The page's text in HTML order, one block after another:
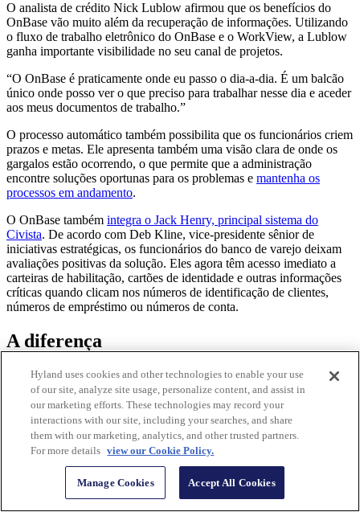
O analista de crédito Nick Lublow afirmou que os benefícios do
OnBase vão muito além da recuperação de informações. Utilizando
o fluxo de trabalho eletrônico do OnBase e o WorkView, a Lublow
ganha importante visibilidade no seu canal de projetos.
“O OnBase é praticamente onde eu passo o dia-a-dia. É um balcão
único onde posso ver o que preciso para trabalhar nesse dia e aceder
aos meus documentos de trabalho.”
O processo automático também possibilita que os funcionários criem
prazos e metas. Ele apresenta também uma visão clara de onde os
gargalos estão ocorrendo, o que permite que a administração
encontre soluções oportunas para os problemas e mantenha os
processos em andamento.
O OnBase também integra o Jack Henry, principal sistema do
Civista. De acordo com Deb Kline, vice-presidente sênior de
iniciativas estratégicas, os funcionários do banco de varejo deixam
avaliações positivas da solução. Eles agora têm acesso imediato a
carteiras de habilitação, cartões de identidade e outras informações
críticas quando clicam nos números de identificação de clientes,
números de empréstimo ou números de conta.
A diferença
**Oferece o acesso imediato a documentos e informações onde e
quando necessário:**Os funcionários têm acesso ao conteúdo
digitalizado diretamente a partir dos seus laptops, computadores e
tablets.+
**Auxilia na melhoria do atendimento
ao cliente:** os clientes
recebem respostas mais rápidas para suas consultas e podem receber
atualizações sobre o status empréstimos, com facilidade e rapidez.
Hyland uses cookies and other technologies to enable your use
of our site, analyze site usage, personalize content, and assist in
our marketing efforts. These technologies may record your
interactions with our site, including your searches, and share
them with our marketing, analytics, and other trusted partners.
For more details view our Cookie Policy.
Manage Cookies Accept All Cookies